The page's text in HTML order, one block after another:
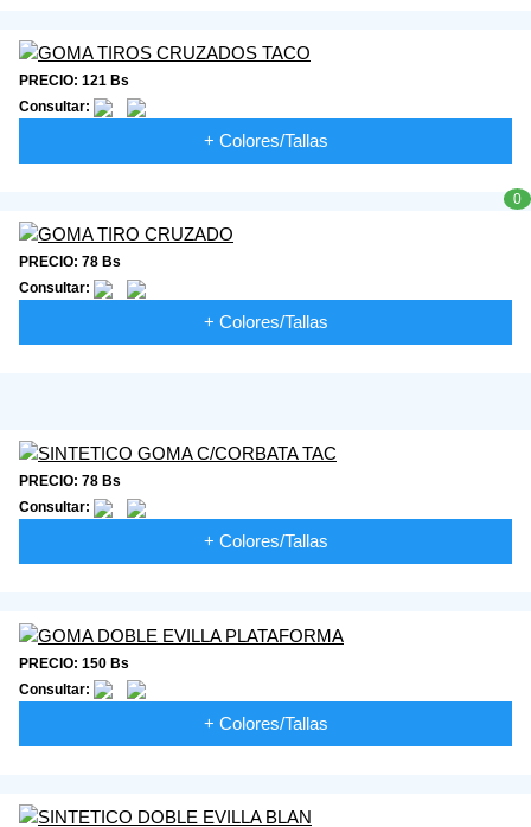
PRECIO: 121 Bs
Consultar:
+ Colores/Tallas
PRECIO: 78 Bs
Consultar:
+ Colores/Tallas
PRECIO: 78 Bs
Consultar:
+ Colores/Tallas
PRECIO: 150 Bs
Consultar:
+ Colores/Tallas
0